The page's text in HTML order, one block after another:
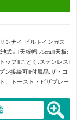
リンナイ ビルトインガス
式』[天板幅:75cm][天板:
ップ][ごとく:ステンレス]
ン接続可][付属品:ザ・コ
、トースト・ピザプレー